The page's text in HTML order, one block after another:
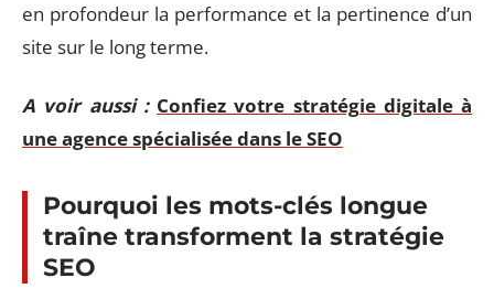
en profondeur la performance et la pertinence d’un
site sur le long terme.
A voir aussi : Confiez votre stratégie digitale à
une agence spécialisée dans le SEO
Pourquoi les mots-clés longue
traîne transforment la stratégie
SEO